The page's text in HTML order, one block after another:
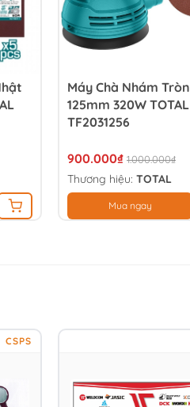
Máy Chà Nhám Tròn
125mm 320W TOTAL
TF2031256
900.000₫ 1.000.000₫
Thương hiệu: TOTAL
Mua ngay
CSPS